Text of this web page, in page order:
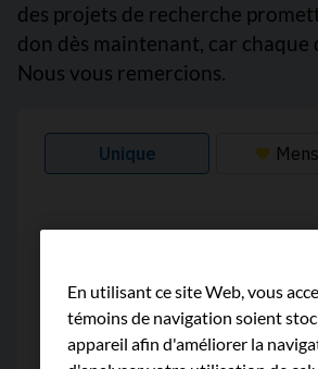
des projets de recherche
don dès maintenant, car chaque
Nous vous remercions.
En utilisant ce site Web, vous
témoins de navigation soient
appareil afin d'améliorer la